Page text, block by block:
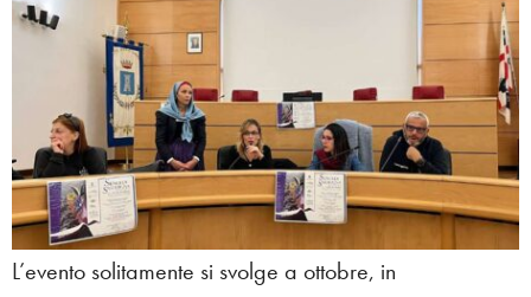
L’evento solitamente si svolge a ottobre, in